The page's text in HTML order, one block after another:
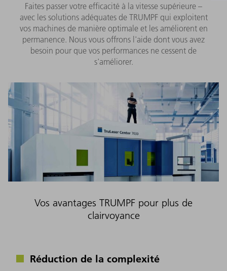
Faites passer votre efficacité à la vitesse supérieure –
avec les solutions adéquates de TRUMPF qui exploitent
vos machines de manière optimale et les améliorent en
permanence. Nous vous offrons l'aide dont vous avez
besoin pour que vos performances ne cessent de
s'améliorer.
Vos avantages TRUMPF pour plus de
clairvoyance
Réduction de la complexité